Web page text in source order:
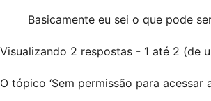
Basicamente eu sei o que pode
Visualizando 2 respostas - 1 até 2 (de
O tópico ‘Sem permissão para